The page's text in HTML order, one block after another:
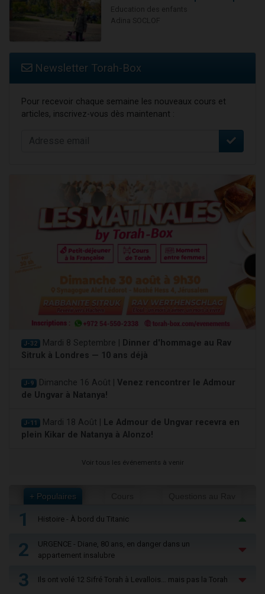
Newsletter Torah-Box
Pour recevoir chaque semaine les nouveaux cours et
articles, inscrivez-vous dès maintenant :
J-32 Mardi 8 Septembre |
Dinner d'hommage au Rav
Sitruk à Londres — 10 ans déjà
J-9 Dimanche 16 Août | Venez rencontrer le Admour
de Ungvar à Natanya!
J-11 Mardi 18 Août |
Le Admour de Ungvar recevra en
plein Kikar de Natanya à Alonzo!
Voir tous les événements à venir
+ Populaires
1 Histoire - À bord du Titanic
2
URGENCE - Diane, 80 ans, en danger dans un
appartement insalubre
3 Ils ont volé 12 Sifré Torah à Levallois… mais pas la Torah